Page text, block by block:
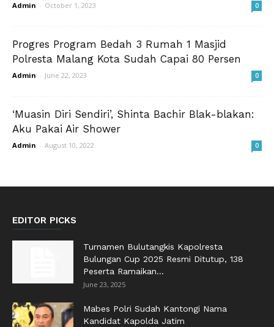
Admin - October 1, 2023 0
Progres Program Bedah 3 Rumah 1 Masjid
Polresta Malang Kota Sudah Capai 80 Persen
Admin - June 22, 2023 0
‘Muasin Diri Sendiri’, Shinta Bachir Blak-blakan:
Aku Pakai Air Shower
Admin - August 10, 2022 0
EDITOR PICKS
Turnamen Bulutangkis Kapolresta
Bulungan Cup 2025 Resmi Ditutup, 138
Peserta Ramaikan...
June 23, 2025
Mabes Polri Sudah Kantongi Nama
Kandidat Kapolda Jatim